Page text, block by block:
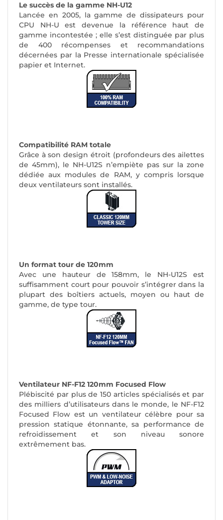
Le succès de la gamme NH-U12
Lancée en 2005, la gamme de dissipateurs pour
CPU NH-U est devenue la référence haut de
gamme incontestée ; elle s’est distinguée par plus
de 400 récompenses et recommandations
décernées par la Presse internationale spécialisée
papier et Internet.
Compatibilité RAM totale
Grâce à son design étroit (profondeurs des ailettes
de 45mm), le NH-U12S n’empiète pas sur la zone
dédiée aux modules de RAM, y compris lorsque
deux ventilateurs sont installés.
Un format tour de 120mm
Avec une hauteur de 158mm, le NH-U12S est
suffisamment court pour pouvoir s’intégrer dans la
plupart des boîtiers actuels, moyen ou haut de
gamme, de type tour.
Ventilateur NF-F12 120mm Focused Flow
Plébiscité par plus de 150 articles spécialisés et par
des milliers d’utilisateurs dans le monde, le NF-F12
Focused Flow est un ventilateur célèbre pour sa
pression statique étonnante, sa performance de
refroidissement et son niveau sonore
extrêmement bas.